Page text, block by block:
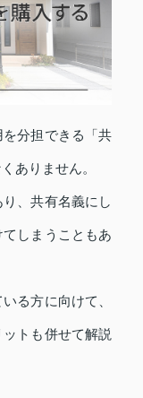
分担できる「共
ありません。
、共有名義にし
しまうこともあ
る方に向けて、
トも併せて解説